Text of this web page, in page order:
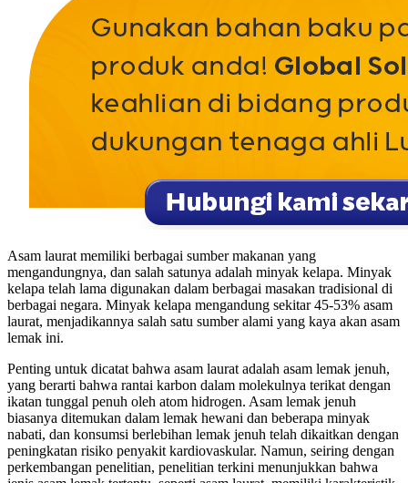
Asam laurat memiliki berbagai sumber makanan yang
mengandungnya, dan salah satunya adalah minyak kelapa. Minyak
kelapa telah lama digunakan dalam berbagai masakan tradisional di
berbagai negara. Minyak kelapa mengandung sekitar 45-53% asam
laurat, menjadikannya salah satu sumber alami yang kaya akan asam
lemak ini.
Penting untuk dicatat bahwa asam laurat adalah asam lemak jenuh,
yang berarti bahwa rantai karbon dalam molekulnya terikat dengan
ikatan tunggal penuh oleh atom hidrogen. Asam lemak jenuh
biasanya ditemukan dalam lemak hewani dan beberapa minyak
nabati, dan konsumsi berlebihan lemak jenuh telah dikaitkan dengan
peningkatan risiko penyakit kardiovaskular. Namun, seiring dengan
perkembangan penelitian, penelitian terkini menunjukkan bahwa